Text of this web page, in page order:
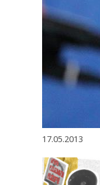
17.05.2013